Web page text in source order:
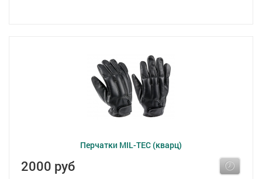
Перчатки MIL-TEC (кварц)
2000 руб